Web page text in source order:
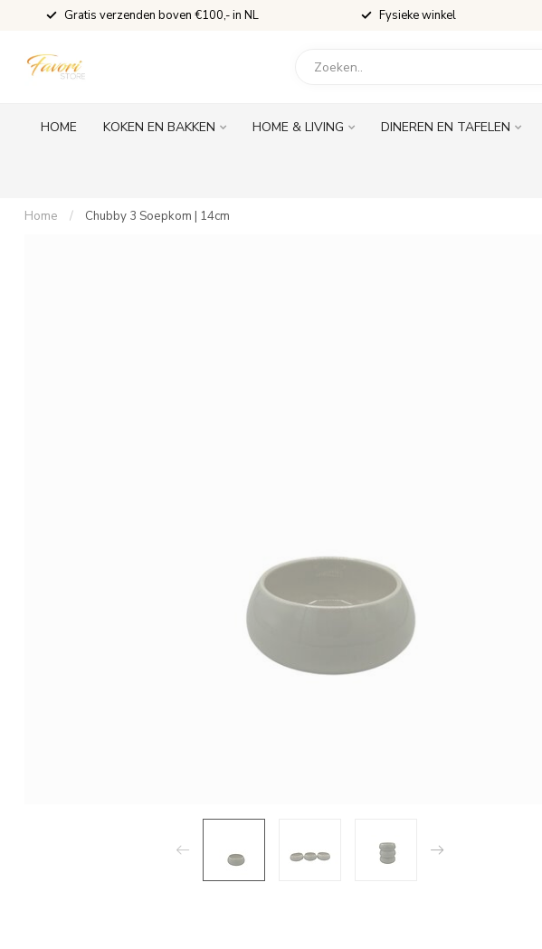
Gratis verzenden boven €100,- in NL Fysieke winkel
HOME KOKEN EN BAKKEN HOME & LIVING DINEREN EN TAFELEN
Home / Chubby 3 Soepkom | 14cm